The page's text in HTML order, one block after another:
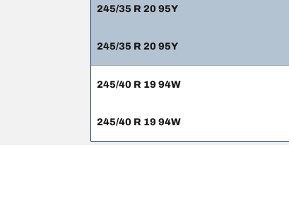
245/35 R 20 95Y
245/35 R 20 95Y
245/40 R 19 94W
245/40 R 19 94W